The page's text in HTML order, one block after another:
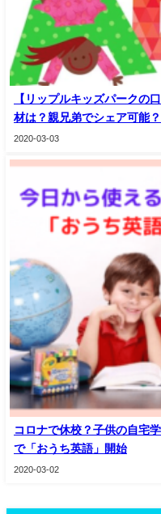
【リップルキッズパークの
材は？親兄弟でシェア可能？
2020-03-03
コロナで休校？子供の自宅
で「おうち英語」開始
2020-03-02